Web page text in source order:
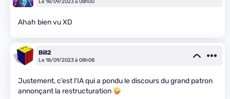
Le 18/09/2023 à 08h00
Ahah bien vu XD
Bill2
Le 18/09/2023 à 08h08
Justement, c’est l’IA qui a pondu le discours du grand patron
annonçant la restructuration